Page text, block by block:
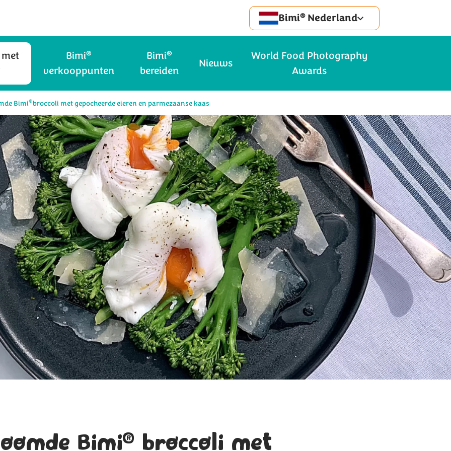
Bimi® Nederland
Bimi®
verkooppunten
Bimi®
bereiden
Nieuws
World Food Photography
Awards
Bimi®broccoli met gepocheerde eieren en parmezaanse kaas
Bimi® broccoli met